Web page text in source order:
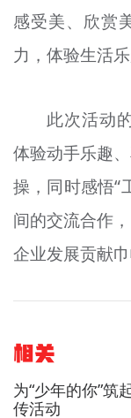
感受美、欣赏
力，体验生活
此次活动
体验动手乐趣
操，同时感悟“
间的交流合作
企业发展贡献
相关
为“少年的你”筑
传活动